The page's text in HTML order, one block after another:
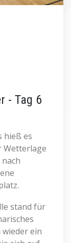
- Tag 6
hieß es
Wetterlage
nach
stand für
ein